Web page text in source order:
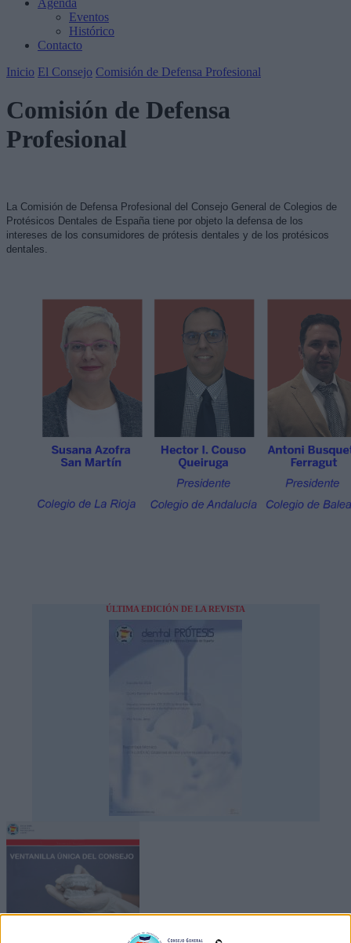
Agenda
Eventos
Histórico
Contacto
Inicio El Consejo Comisión de Defensa Profesional
Comisión de Defensa
Profesional
La Comisión de Defensa Profesional del Consejo General de Colegios de
Protésicos Dentales de España tiene por objeto la defensa de los
intereses de los consumidores de prótesis dentales y de los protésicos
dentales.
ÚLTIMA EDICIÓN DE LA REVISTA